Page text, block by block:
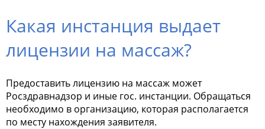
Какая инстанция выдает
лицензии на массаж?
Предоставить лицензию на массаж может
Росздравнадзор и иные гос. инстанции. Обращаться
необходимо в организацию, которая располагается
по месту нахождения заявителя.